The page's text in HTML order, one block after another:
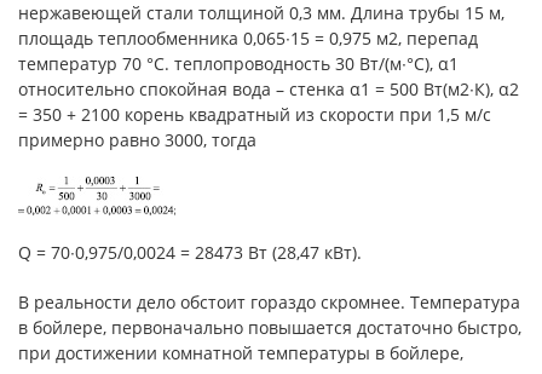
нержавеющей стали толщиной 0,3 мм. Длина трубы 15 м,
площадь теплообменника 0,065∙15 = 0,975 м2, перепад
температур 70 °С. теплопроводность 30 Вт/(м∙°С), α1
относительно спокойная вода – стенка α1 = 500 Вт(м2∙К), α2
= 350 + 2100 корень квадратный из скорости при 1,5 м/с
примерно равно 3000, тогда
Q = 70∙0,975/0,0024 = 28473 Вт (28,47 кВт).
В реальности дело обстоит гораздо скромнее. Температура
в бойлере, первоначально повышается достаточно быстро,
при достижении комнатной температуры в бойлере,